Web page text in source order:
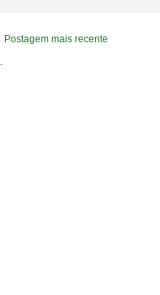
Postagem mais recente
.